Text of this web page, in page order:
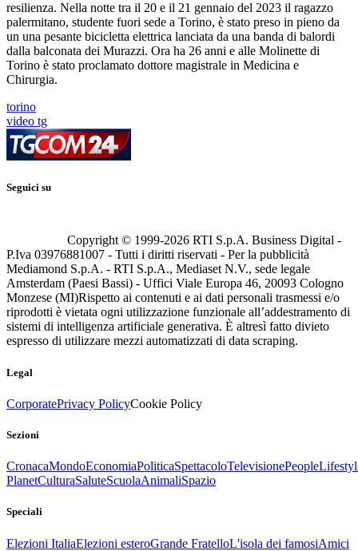
resilienza. Nella notte tra il 20 e il 21 gennaio del 2023 il ragazzo
palermitano, studente fuori sede a Torino, è stato preso in pieno da
un una pesante bicicletta elettrica lanciata da una banda di balordi
dalla balconata dei Murazzi. Ora ha 26 anni e alle Molinette di
Torino è stato proclamato dottore magistrale in Medicina e
Chirurgia.
torino
video tg
Seguici su
Copyright © 1999-2026 RTI S.p.A. Business Digital -
P.Iva 03976881007 - Tutti i diritti riservati - Per la pubblicità
Mediamond S.p.A. - RTI S.p.A., Mediaset N.V., sede legale
Amsterdam (Paesi Bassi) - Uffici Viale Europa 46, 20093 Cologno
Monzese (MI)Rispetto ai contenuti e ai dati personali trasmessi e/o
riprodotti è vietata ogni utilizzazione funzionale all’addestramento di
sistemi di intelligenza artificiale generativa. È altresì fatto divieto
espresso di utilizzare mezzi automatizzati di data scraping.
Legal
CorporatePrivacy PolicyCookie Policy
Sezioni
CronacaMondoEconomiaPoliticaSpettacoloTelevisionePeople
PlanetCulturaSaluteScuolaAnimaliSpazio
Speciali
Elezioni ItaliaElezioni esteroGrande FratelloL'isola dei famosiAmici